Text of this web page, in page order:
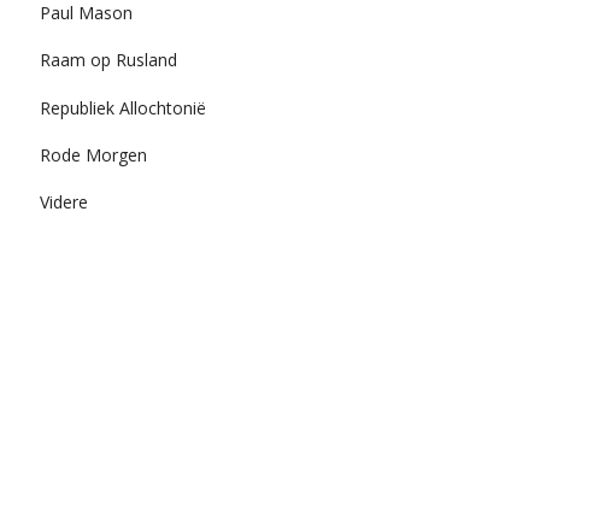
Paul Mason
Raam op Rusland
Republiek Allochtonië
Rode Morgen
Videre